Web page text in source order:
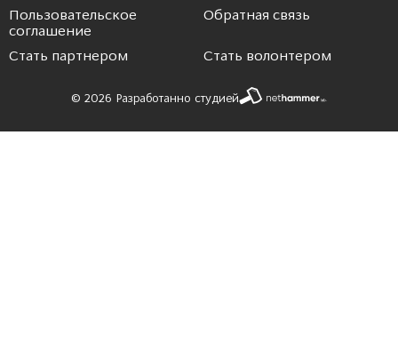
Пользовательское
соглашение
Обратная связь
Стать партнером Стать волонтером
© 2026 Разработанно студией